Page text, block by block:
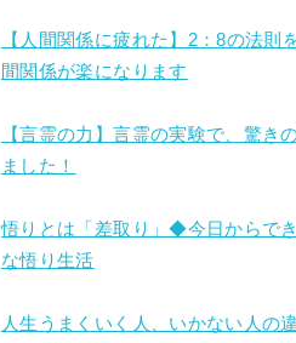
【人間関係に疲れた】2：8の法則
間関係が楽になります
【言霊の力】言霊の実験で、驚き
ました！
悟りとは「差取り」◆今日からで
な悟り生活
人生うまくいく人、いかない人の